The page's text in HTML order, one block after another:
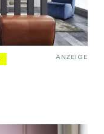
ANZEIGE